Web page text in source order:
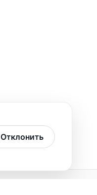
Отклонить